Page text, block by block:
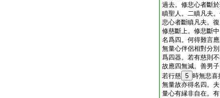
過去。修悲心者斷
瞋聖人。二瞋凡夫
悲心者斷瞋凡夫。
修慈斷上。修悲斷
名爲四。何得難言
無量心伴侶相對分
爲四器。若有慈則
故應四無減。善男
若行慈 5 時無悲喜
無量故亦得名四。
量心有縁非自在。